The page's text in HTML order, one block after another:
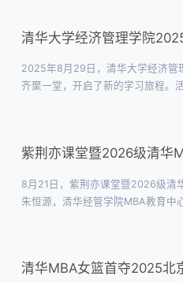
清华大学经济管理学院
2025年8月29日，清华大学经济管
齐聚一堂，开启了新的学习旅程。
紫荆亦课堂暨2026级清华
8月21日，紫荆亦课堂暨2026级清
朱恒源，清华经管学院MBA教育中
清华MBA女篮首夺2025北